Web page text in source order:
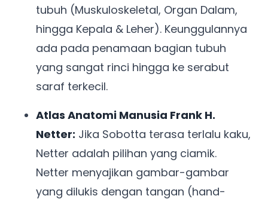
tubuh (Muskuloskeletal, Organ Dalam,
hingga Kepala & Leher). Keunggulannya
ada pada penamaan bagian tubuh
yang sangat rinci hingga ke serabut
saraf terkecil.
Atlas Anatomi Manusia Frank H.
Netter: Jika Sobotta terasa terlalu kaku,
Netter adalah pilihan yang ciamik.
Netter menyajikan gambar-gambar
yang dilukis dengan tangan (hand-